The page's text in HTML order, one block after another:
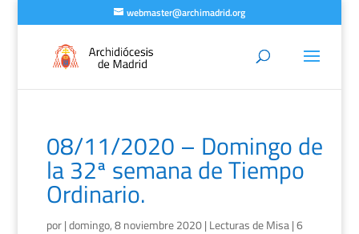
webmaster@archimadrid.org
08/11/2020 – Domingo de
la 32ª semana de Tiempo
Ordinario.
por|domingo, 8 noviembre 2020| Lecturas de Misa|6